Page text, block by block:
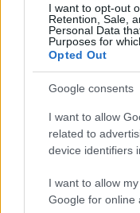
I want to opt-out
Retention, Sale,
Personal Data
Purposes for
Opted Out
Google consents
I want to allow
related to
device identifiers
I want to allow
Google for online